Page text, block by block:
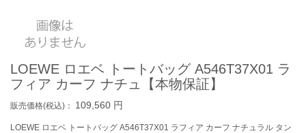
LOEWE ロエベ トートバッグ A546T37X01 ラ
フィア カーフ ナチュ【本物保証】
販売価格(税込)： 109,560 円
LOEWE ロエベ トートバッグ A546T37X01 ラフィア カーフ ナチュラル タン